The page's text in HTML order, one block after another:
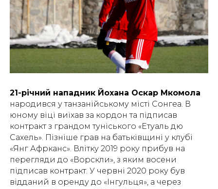
21-річний нападник Йохана Оскар Мкомола
народився у танзанійському місті Сонгеа. В
юному віці виїхав за кордон та підписав
контракт з грандом туніського «Етуаль дю
Сахель». Пізніше грав на батьківщині у клубі
«Янг Афрканс». Влітку 2019 року прибув на
перегляди до «Ворскли», з яким восени
підписав контракт. У червні 2020 року був
відданий в оренду до «Інгульця», а через